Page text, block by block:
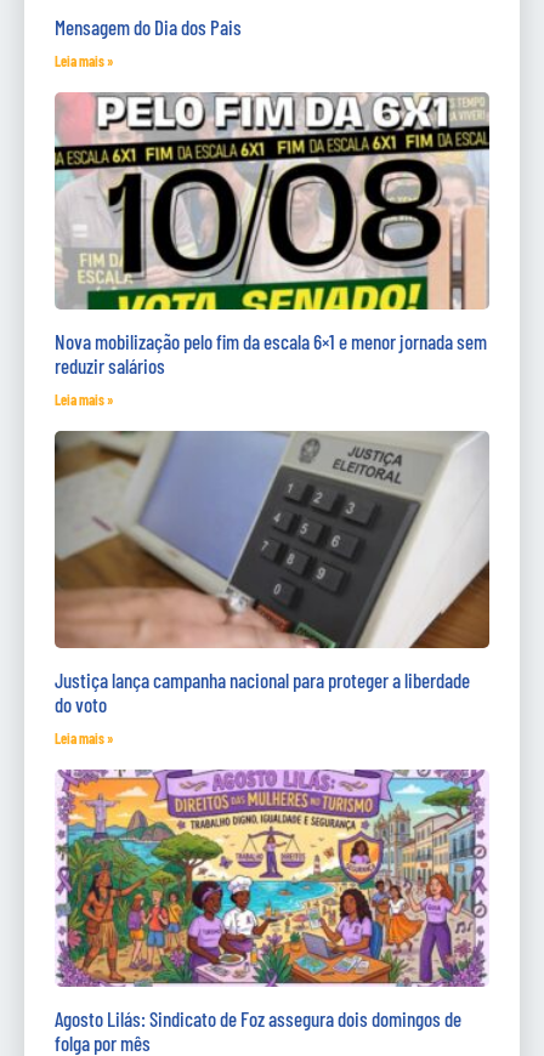
Mensagem do Dia dos Pais
Leia mais »
Nova mobilização pelo fim da escala 6×1 e menor jornada sem
reduzir salários
Leia mais »
Justiça lança campanha nacional para proteger a liberdade
do voto
Leia mais »
Agosto Lilás: Sindicato de Foz assegura dois domingos de
folga por mês